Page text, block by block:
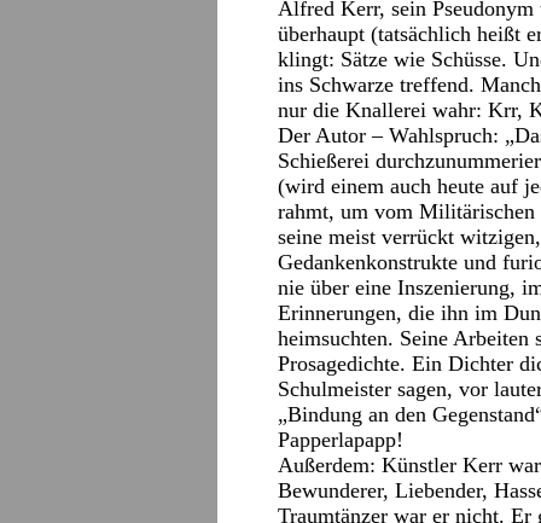
Alfred Kerr, sein
überhaupt (tatsächlich heißt
klingt: Sätze wie Schüsse.
ins Schwarze treffend.
nur die Knallerei wahr: Krr,
Der Autor – Wahlspruch:
Schießerei
(wird einem auch heute auf
rahmt, um vom Militärischen
seine meist verrückt
Gedankenkonstrukte und
nie über eine Inszenierung,
Erinnerungen, die ihn im
heimsuchten. Seine Arbeiten
Prosagedichte. Ein Dichter
Schulmeister sagen, vor
„Bindung an den
Papperlapapp!
Außerdem: Künstler Kerr
Bewunderer, Liebender,
Traumtänzer war er nicht. Er